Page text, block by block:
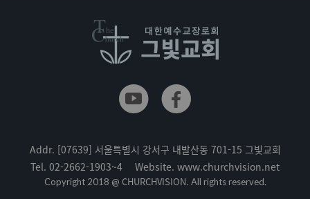
Addr. [07639] 서울특별시 강서구 내발산동 701-15 그빛교회
Tel. 02-2662-1903~4 Website. www.churchvision.net
Copyright 2018 @ CHURCHVISION. All rights reserved.